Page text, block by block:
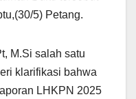
5) Petang.
M.Si salah satu
klarifikasi bahwa
LHKPN 2025